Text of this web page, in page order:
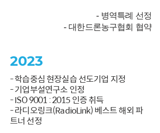
- 병역특례 선정
- 대한드론농구협회 협약
2023
- 학습중심 현장실습 선도기업 지정
- 기업부설연구소 인정
- ISO 9001 : 2015 인증 취득
- 라디오링크(RadioLink) 베스트 해외 파
트너 선정